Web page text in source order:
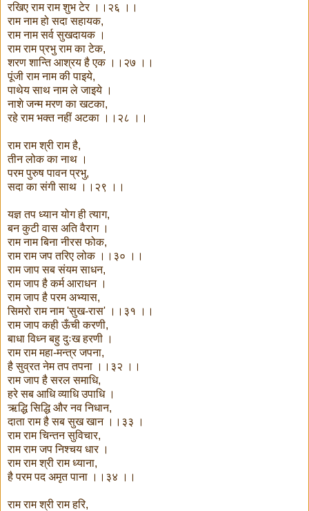
रखिए राम राम शुभ टेर ।।२६ ।।
राम नाम हो सदा सहायक,
राम नाम सर्व सुखदायक ।
राम राम प्रभु राम का टेक,
शरण शान्ति आश्रय है एक ।।२७ ।।
पूंजी राम नाम की पाइये,
पाथेय साथ नाम ले जाइये ।
नाशे जन्म मरण का खटका,
रहे राम भक्त नहीं अटका ।।२८ ।।
राम राम श्री राम है,
तीन लोक का नाथ ।
परम पुरुष पावन प्रभु,
सदा का संगी साथ ।।२९ ।।
यज्ञ तप ध्यान योग ही त्याग,
बन कुटी वास अति वैराग ।
राम नाम बिना नीरस फोक,
राम राम जप तरिए लोक ।।३० ।।
राम जाप सब संयम साधन,
राम जाप है कर्म आराधन ।
राम जाप है परम अभ्यास,
सिमरो राम नाम 'सुख-रास' ।।३१ ।।
राम जाप कही ऊँची करणी,
बाधा विध्न बहु दुःख हरणी ।
राम राम महा-मन्त्र जपना,
है सुव्रत नेम तप तपना ।।३२ ।।
राम जाप है सरल समाधि,
हरे सब आधि व्याधि उपाधि ।
ऋद्धि सिद्धि और नव निधान,
दाता राम है सब सुख खान ।।३३ ।
राम राम चिन्तन सुविचार,
राम राम जप निश्चय धार ।
राम राम श्री राम ध्याना,
है परम पद अमृत पाना ।।३४ ।।
राम राम श्री राम हरि,